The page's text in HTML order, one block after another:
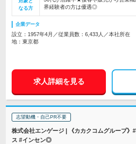
なる方
界経験者の方は優遇◎
企業データ
設立：1957年4月／従業員数：6,433人／本社所在
地：東京都
求人詳細を見る
志望動機・自己PR不要
株式会社エンゲージ | 《カカクコムグループ》
ス #インセン◎